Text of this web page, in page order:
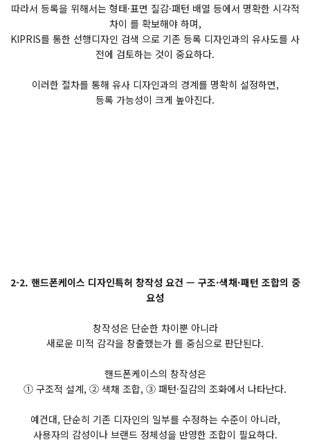
따라서 등록을 위해서는 형태·표면 질감·패턴 배열 등에서 명확한 시각적
차이 를 확보해야 하며,
KIPRIS를 통한 선행디자인 검색 으로 기존 등록 디자인과의 유사도를 사
전에 검토하는 것이 중요하다.
이러한 절차를 통해 유사 디자인과의 경계를 명확히 설정하면,
등록 가능성이 크게 높아진다.
2-2. 핸드폰케이스 디자인특허 창작성 요건 — 구조·색채·패턴 조합의 중
요성
창작성은 단순한 차이뿐 아니라
새로운 미적 감각을 창출했는가 를 중심으로 판단된다.
핸드폰케이스의 창작성은
① 구조적 설계, ② 색채 조합, ③ 패턴·질감의 조화에서 나타난다.
예컨대, 단순히 기존 디자인의 일부를 수정하는 수준이 아니라,
사용자의 감성이나 브랜드 정체성을 반영한 조합이 필요하다.